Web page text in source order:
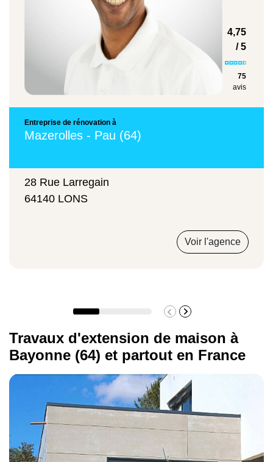
Création d'une véranda en bois
Construction d'un muret en parpaing
Vous pouvez toujours avoir une idée précise
du budget à prévoir pour votre projet avec le
devis personnalisé que nous vous
établissons. Chez Avenir Rénovations, nous
sommes votre partenaire de confiance pour
4,75
/ 5
75
avis
Entreprise de rénovation à
Mazerolles - Pau (64)
28 Rue Larregain
64140 LONS
Voir l'agence
Travaux d'extension de maison à
Bayonne (64) et partout en France